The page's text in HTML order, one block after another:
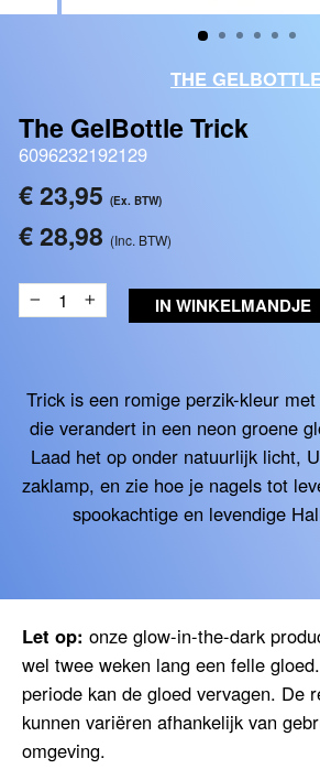
THE
The GelBottle Trick
6096232192129
Reguliere
€ 23,95 (Ex. BTW)
€ 28,98 (Inc. BTW)
− + IN WINKELMANDJE
Trick is een romige perzik-kleur
die verandert in een neon groene
Laad het op onder natuurlijk licht,
zaklamp, en zie hoe je nagels tot
spookachtige en levendige
Let op: onze glow-in-the-dark
wel twee weken lang een felle
periode kan de gloed vervagen. De
kunnen variëren afhankelijk van
omgeving.